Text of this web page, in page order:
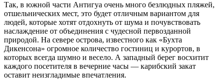
Так, в южной части Антигуа очень много безлюдных пляжей,
отшельнических мест, это будет отличным вариантом для
людей, которые хотят отдохнуть от шума и почувствовать
наслаждение от объединения с чудесной первозданной
природой. На севере острова, известного как «Бухта
Дикенсона» огромное количество гостиниц и курортов, в
которых всегда шумно и весело. А западный берег восхитит
каждого посетителя в вечерние часы — карибский закат
оставит неизгладимые впечатления.